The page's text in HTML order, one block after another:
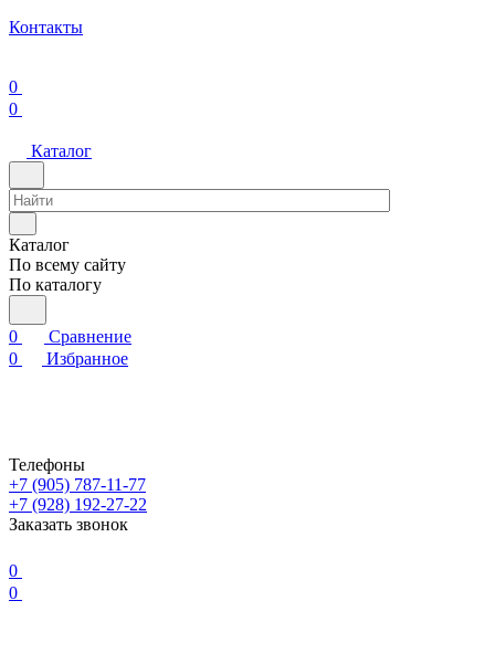
Контакты
0
0
Каталог
Каталог
По всему сайту
По каталогу
0
Сравнение
0
Избранное
Телефоны
+7 (905) 787-11-77
+7 (928) 192-27-22
Заказать звонок
0
0